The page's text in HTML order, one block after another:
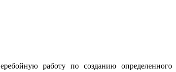
работу по созданию определенного